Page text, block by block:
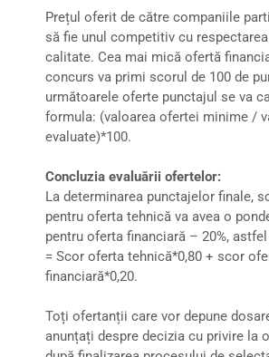
Prețul oferit de către companiile
să fie unul competitiv cu
calitate. Cea mai mică ofertă
concurs va primi scorul de 100 de
următoarele oferte punctajul se va
formula: (valoarea ofertei minime /
evaluate)*100.
Concluzia evaluării ofertelor:
La determinarea punctajelor finale,
pentru oferta tehnică va avea o
pentru oferta financiară – 20%,
= Scor oferta tehnică*0,80 + scor
financiară*0,20.
Toți ofertanții care vor depune
anunțați despre decizia cu privire la